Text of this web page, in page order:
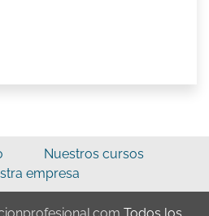
Nuestros cursos
empresa